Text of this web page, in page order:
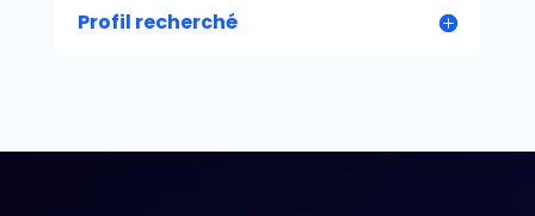
Profil recherché